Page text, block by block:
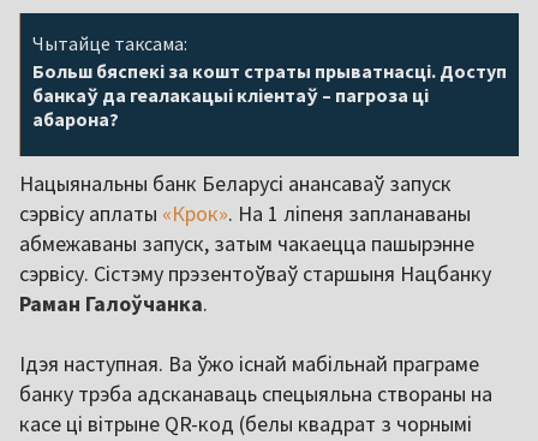
Чытайце таксама:
Больш бяспекі за кошт страты прыватнасці. Доступ
банкаў да геалакацыі кліентаў – пагроза ці
абарона?
Нацыянальны банк Беларусі анансаваў запуск
сэрвісу аплаты «Крок». На 1 ліпеня запланаваны
абмежаваны запуск, затым чакаецца пашырэнне
сэрвісу. Сістэму прэзентоўваў старшыня Нацбанку
Раман Галоўчанка.
Ідэя наступная. Ва ўжо існай мабільнай праграме
банку трэба адсканаваць спецыяльна створаны на
касе ці вітрыне QR-код (белы квадрат з чорнымі